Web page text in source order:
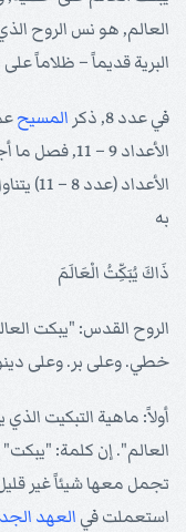
العالم, هو نس الروح
البرية قديماً – ظلاماً
في عدد 8, ذكر المسيح
به
ذَاكَ يُبَكِّتُ الْعَالَمَ
الروح القدس: "يبكت
خطي. وعلى بر. وعلى
أولاً: ماهية التبكيت
العالم". إن كلمة:
تجمل معها شيئاً غير
استعملت في العهد